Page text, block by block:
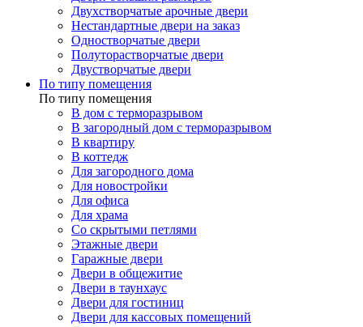
Двухстворчатые арочные двери
Нестандартные двери на заказ
Одностворчатые двери
Полуторастворчатые двери
Двустворчатые двери
По типу помещения
По типу помещения
В дом с терморазрывом
В загородный дом с терморазрывом
В квартиру
В коттедж
Для загородного дома
Для новостройки
Для офиса
Для храма
Со скрытыми петлями
Этажные двери
Гаражные двери
Двери в общежитие
Двери в таунхаус
Двери для гостиниц
Двери для кассовых помещений